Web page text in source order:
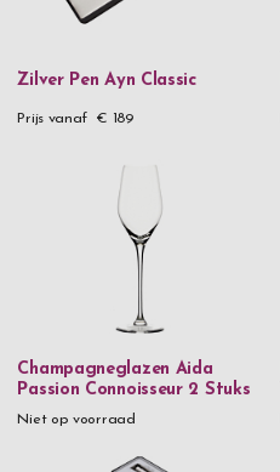
Eva Solo
Exentri
Fox
Glencairn
GP Design
Iittala
Zilver Pen Ayn Classic
Prijs vanaf € 189
Champagneglazen Aida
Passion Connoisseur 2 Stuks
Niet op voorraad